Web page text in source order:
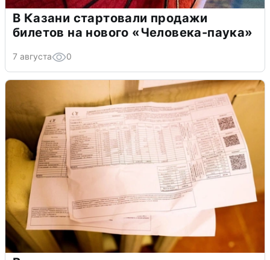
В Казани стартовали продажи
билетов на нового «Человека-паука»
7 августа 0